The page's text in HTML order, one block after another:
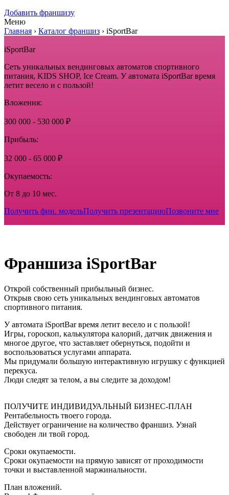
Добавить франшизу
Меню
Главная › Каталог франшиз › iSportBar
iSportBar
Сеть уникальных вендинговых автоматов спортивного
питания, KIDS SHOP, Ice Cream. У автомата iSportBar время
летит весело и с пользой!
Вложения:
300 000 - 530 000 ₽
Прибыль:
32 000 - 65 000 ₽
Окупаемость:
От 8 до 10 мес.
Получить фин. модельПолучить презентациюПозвоните мне
Франшиза iSportBar
Открой собственный прибыльный бизнес.
Открыв свою сеть уникальных вендинговых автоматов
спортивного питания.
У автомата iSportBar время летит весело и с пользой!
Игры, гороскоп, калькулятора калорий, датчик движения и
многое другое, что заставляет обернуться, подойти и
воспользоваться услугами аппарата.
Мы придумали большую интерактивную игрушку с функцией
перекуса.
Люди следят за телом, а вы следите за доходом!
ПОЛУЧИТЕ ИНДИВИДУАЛЬНЫЙ БИЗНЕС-ПЛАН
Рентабельность твоего города.
Действует ограничение на количество франшиз. Узнай
свободен ли твой город.
Сроки окупаемости.
Сроки окупаемости на прямую зависят от проходимости
точки и выставленной маржинальности.
План вложений.